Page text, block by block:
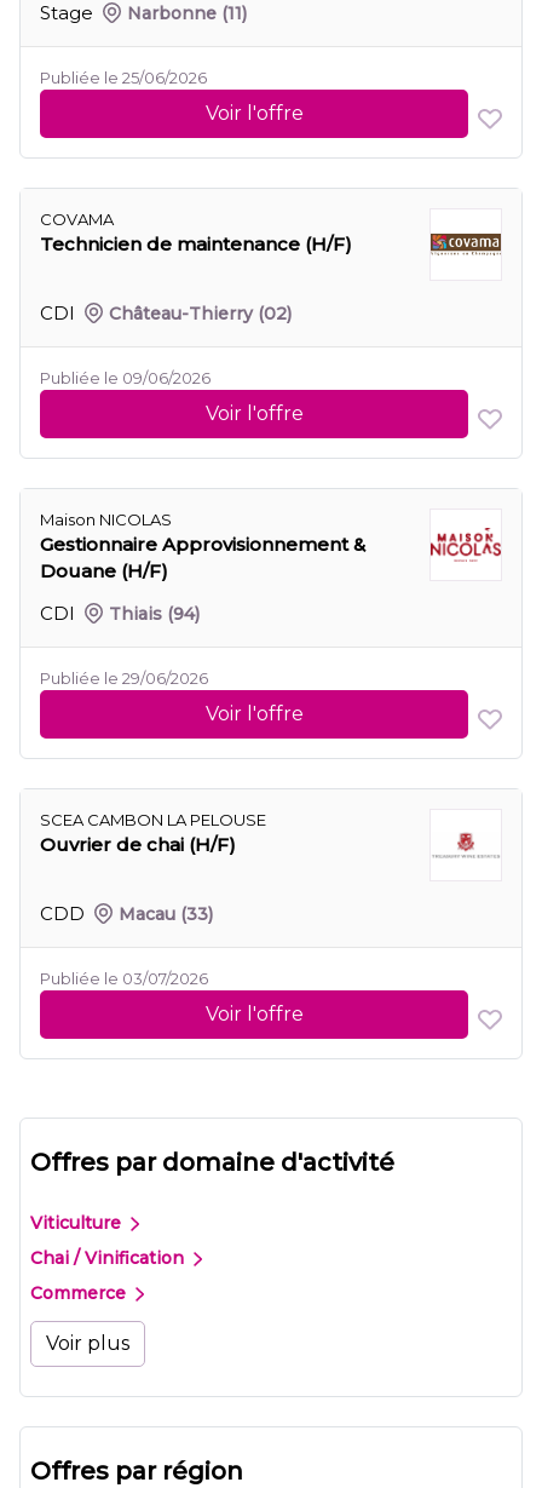
Stage Narbonne (11)
Publiée le 25/06/2026
Voir l'offre
COVAMA
Technicien de maintenance (H/F)
CDI Château-Thierry (02)
Publiée le 09/06/2026
Voir l'offre
Maison NICOLAS
Gestionnaire Approvisionnement &
Douane (H/F)
CDI
Thiais (94)
Publiée le 29/06/2026
Voir l'offre
SCEA CAMBON LA PELOUSE
Ouvrier de chai (H/F)
CDD Macau (33)
Publiée le 03/07/2026
Voir l'offre
Offres par domaine d'activité
Viticulture
Chai / Vinification
Commerce
Voir plus
Offres par région